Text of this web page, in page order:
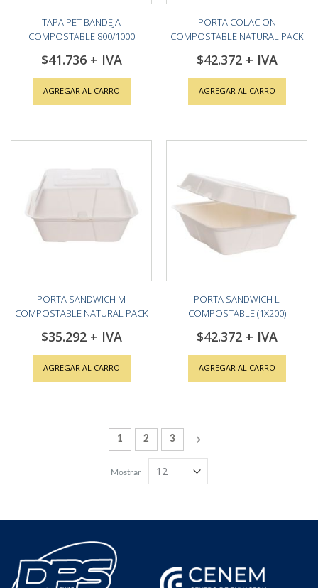
TAPA PET BANDEJA
COMPOSTABLE 800/1000
$41.736
AGREGAR AL CARRO
PORTA COLACION
COMPOSTABLE NATURAL PACK
$42.372
AGREGAR AL CARRO
PORTA SANDWICH M
COMPOSTABLE NATURAL PACK
$35.292
AGREGAR AL CARRO
PORTA SANDWICH L
COMPOSTABLE (1X200)
$42.372
AGREGAR AL CARRO
Página
Actualmente estás leyendo la página
1 Página
2 Página
3 Página
Siguiente
Mostrar